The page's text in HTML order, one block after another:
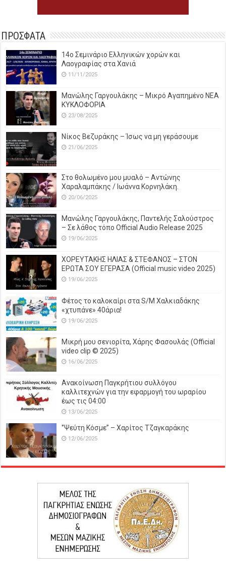
ΠΡΟΣΦΑΤΑ
14o Σεμινάριο Ελληνικών χορών και
Λαογραφίας στα Χανιά
11/11/2025
Μανώλης Γαργουλάκης – Μικρό Αγαπημένο NEΑ
ΚΥΚΛΟΦΟΡΙΑ
23/08/2025
Νίκος Βεζυράκης – Ίσως να μη γεράσουμε
21/06/2025
Στο θολωμένο μου μυαλό – Αντώνης
Χαραλαμπάκης / Ιωάννα Κορνηλάκη.
20/06/2025
Μανώλης Γαργουλάκης, Παντελής Σαλούστρος
– Σε λάθος τόπο Official Audio Release 2025
19/06/2025
ΧΟΡΕΥΤΑΚΗΣ ΗΛΙΑΣ & ΣΤΕΦΑΝΟΣ – ΣΤΟΝ
ΕΡΩΤΑ ΣΟΥ ΕΓΕΡΑΣΑ (Official music video 2025)
19/06/2025
Φέτος το καλοκαίρι στα S/M Χαλκιαδάκης
«χτυπάνε» 40άρια!
19/06/2025
Μικρή μου σενιορίτα, Χάρης Φασουλάς (Official
video clip © 2025)
16/06/2025
Ανακοίνωση Παγκρήτιου συλλόγου
καλλιτεχνών για την εφαρμογή του ωραρίου
έως τις 04:00
13/06/2025
‘’Ψεύτη Κόσμε’’ – Χαρίτος Τζαγκαράκης
12/06/2025